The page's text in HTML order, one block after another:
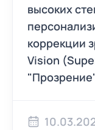
высоких
коррекции
Vision